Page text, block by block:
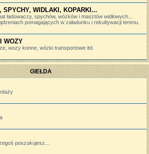
SPYCHY, WIDLAKI, KOPARKI...
ładowaczy, spychów, wózków i masztów widłowych...
pomagających w załadunku i rekultywacji terenu.
WOZY
wozy konne, wózki transportowe itd.
GIEŁDA
poszukujesz...